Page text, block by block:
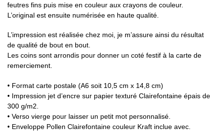
feutres fins puis mise en couleur aux crayons de couleur.
L’original est ensuite numérisée en haute qualité.
L’impression est réalisée chez moi, je m’assure ainsi du résultat
de qualité de bout en bout.
Les coins sont arrondis pour donner un coté festif à la carte de
remerciement.
• Format carte postale (A6 soit 10,5 cm x 14,8 cm)
• Impression jet d’encre sur papier texturé Clairefontaine épais de
300 g/m2.
• Verso vierge pour laisser un petit mot personnalisé.
• Enveloppe Pollen Clairefontaine couleur Kraft inclue avec.